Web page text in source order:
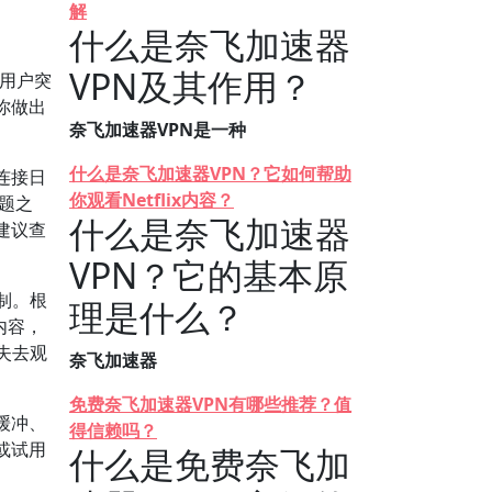
户突
做出
接日
之
议查
。根
，
去观
、
试用
解
什么是奈飞加速器
VPN及其作用？
奈飞加速器VPN是一种
什么是奈飞加速器VPN？它如何帮助
你观看Netflix内容？
什么是奈飞加速器
VPN？它的基本原
理是什么？
奈飞加速器
免费奈飞加速器VPN有哪些推荐？值
得信赖吗？
什么是免费奈飞加